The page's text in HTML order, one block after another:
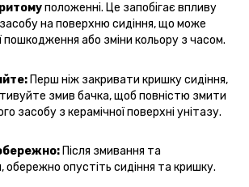
положенні. Це запобігає впливу
на поверхню сидіння, що може
пошкодження або зміни кольору з часом.
Перш ніж закривати кришку сидіння,
змив бачка, щоб повністю змити
засобу з керамічної поверхні унітазу.
Після змивання та
обережно опустіть сидіння та кришку.